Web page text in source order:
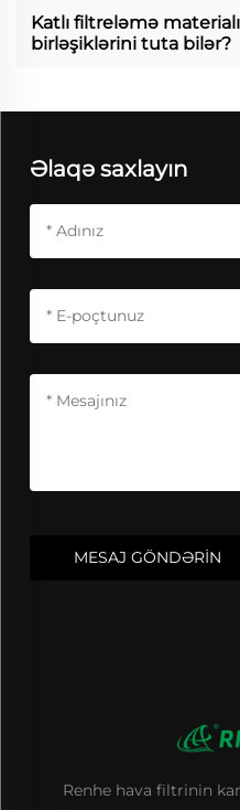
Katlı filtreləmə
birləşiklərini tuta bilər?
Əlaqə saxlayın
MESAJ GÖNDƏRİN
Renhe hava filtrinin